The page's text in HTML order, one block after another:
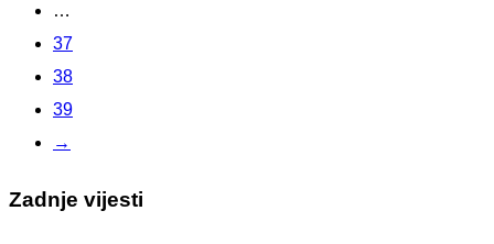
…
37
38
39
→
Zadnje vijesti